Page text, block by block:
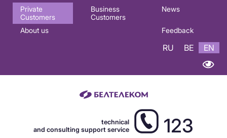
Основная
навигация
Private
Customers
Business
Customers
News
About us Feedback
RU BE EN
technical
and consulting support service
123